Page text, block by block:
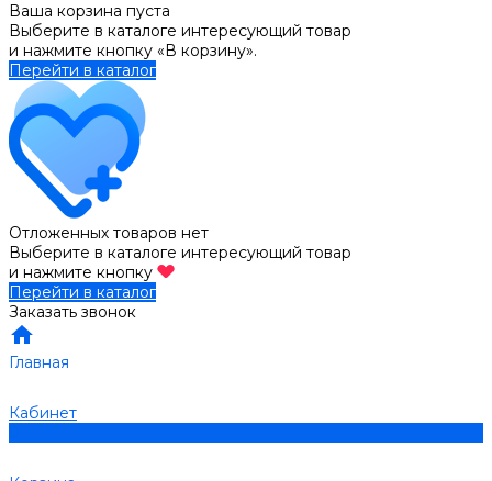
Ваша корзина пуста
Выберите в каталоге интересующий товар
и нажмите кнопку «В корзину».
Перейти в каталог
Отложенных товаров нет
Выберите в каталоге интересующий товар
и нажмите кнопку
Перейти в каталог
Заказать звонок
Главная
Кабинет